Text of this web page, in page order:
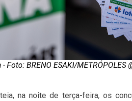
Foto: BRENO ESAKI/METRÓPOLES
na noite de terça-feira, os